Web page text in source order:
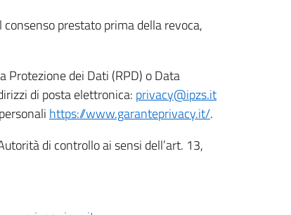
prestato prima della revoca,
Protezione dei Dati (RPD) o Data
di posta elettronica: privacy@ipzs.it
https://www.garanteprivacy.it/.
di controllo ai sensi dell’art. 13,